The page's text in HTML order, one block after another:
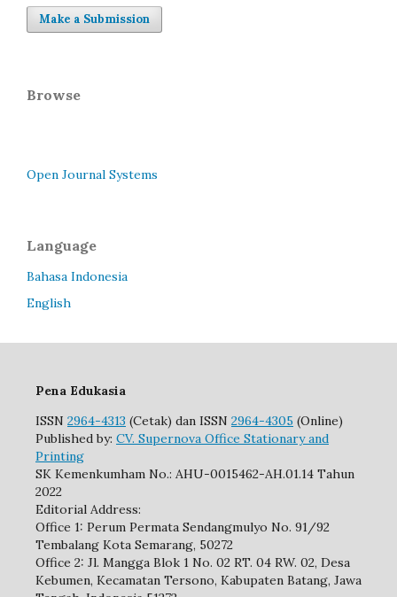
Make a Submission
Browse
Open Journal Systems
Language
Bahasa Indonesia
English
Pena Edukasia
ISSN 2964-4313 (Cetak) dan ISSN 2964-4305 (Online)
Published by: CV. Supernova Office Stationary and
Printing
SK Kemenkumham No.: AHU-0015462-AH.01.14 Tahun
2022
Editorial Address:
Office 1: Perum Permata Sendangmulyo No. 91/92
Tembalang Kota Semarang, 50272
Office 2: Jl. Mangga Blok 1 No. 02 RT. 04 RW. 02, Desa
Kebumen, Kecamatan Tersono, Kabupaten Batang, Jawa